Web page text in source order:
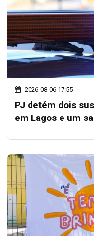
2026-08-06 17:55
PJ detém dois
em Lagos e um